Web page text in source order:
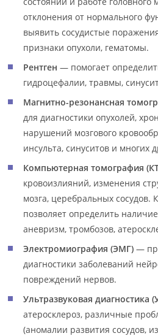
отклонения от нормального
выявить сосудистые
признаки опухоли, гематомы.
Рентген — помогает
гидроцефалии, травмы,
Магнитно-резонансная
для диагностики опухолей,
нарушений мозгового
инсульта, синуситов и многих
Компьютерная томография
кровоизлияний, изменения
мозга, церебральных сосудов.
позволяет определить
аневризм, тромбозов,
Электромиография (ЭМГ) —
диагностики заболеваний
повреждений нервов.
Ультразвуковая диагностика
атеросклероз, различные
(аномалии развития сосудов,